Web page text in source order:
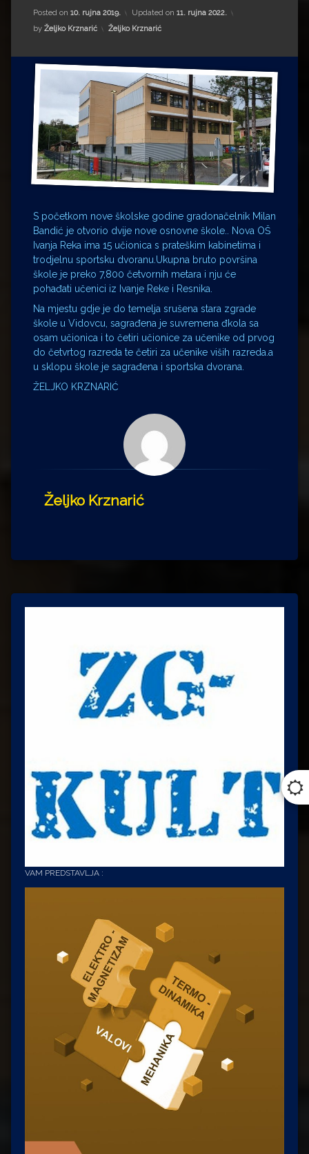
Drugi autori
Drugi autori
Matea Andrić
Ljiljana Lekanić-Kljaić
Željko Krznarić
Mario Lovreković
Posted on 10. rujna 2019. Updated on 11. rujna 2022.
by Željko Krznarić Kategorije:
Željko Krznarić
S početkom nove školske godine gradonačelnik Milan
Bandić je otvorio dvije nove osnovne škole.. Nova OŠ
Ivanja Reka ima 15 učionica s prateškim kabinetima i
trodjelnu sportsku dvoranu.Ukupna bruto površina
škole je preko 7,800 četvornih metara i nju će
pohađati učenici iz Ivanje Reke i Resnika.
Na mjestu gdje je do temelja srušena stara zgrade
škole u Vidovcu, sagrađena je suvremena đkola sa
osam učionica i to četiri učionice za učenike od prvog
do četvrtog razreda te četiri za učenike viših razreda.a
u sklopu škole je sagrađena i sportska dvorana.
ŽELJKO KRZNARIĆ
Željko Krznarić
VAM PREDSTAVLJA :